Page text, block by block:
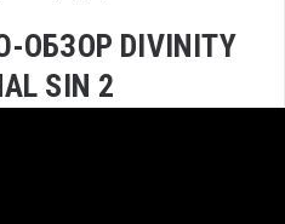
DIVINITY
SIN 2